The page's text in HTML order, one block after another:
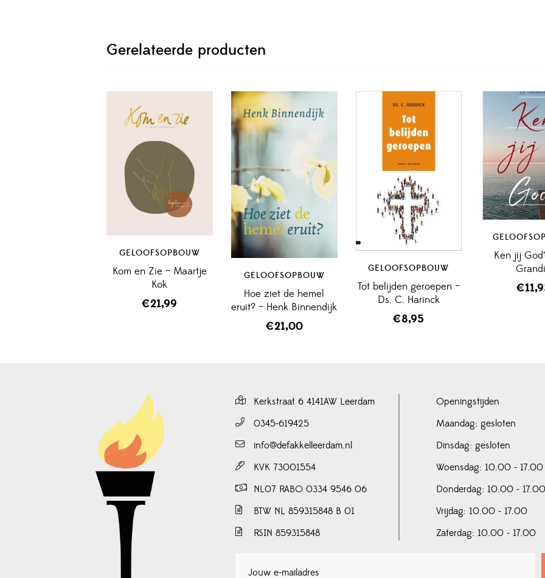
Gerelateerde producten
GELOOFSOPBOUW
Kom en Zie – Maartje
Kok
€21,99
GELOOFSOPBOUW
Hoe ziet de hemel
eruit? – Henk Binnendijk
€21,00
GELOOFSOPBOUW
Tot belijden geroepen –
Ds. C. Harinck
€8,95
Ken jij
€
Kerkstraat 6 4141AW Leerdam
0345-619425
info@defakkelleerdam.nl
KVK 73001554
NL07 RABO 0334 9546 06
BTW NL 859315848 B 01
RSIN 859315848
Openingstijden
Maandag: gesloten
Dinsdag: gesloten
Woensdag: 10.00 - 17.00
Donderdag: 10.00 - 17.00
Vrijdag: 10.00 - 17.00
Zaterdag: 10.00 - 17.00